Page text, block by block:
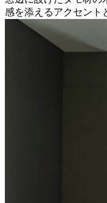
感を添えるアクセント